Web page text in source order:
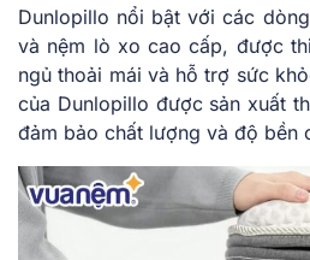
Dunlopillo nổi bật với các
và nệm lò xo cao cấp, được
ngủ thoải mái và hỗ trợ sức
của Dunlopillo được sản xuất
đảm bảo chất lượng và độ bền